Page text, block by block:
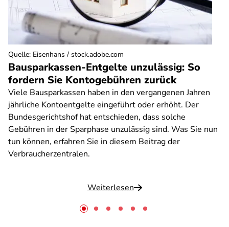
Bausparkassen-Entgelte unzulässig: So
fordern Sie Kontogebühren zurück
Viele Bausparkassen haben in den vergangenen Jahren
jährliche Kontoentgelte eingeführt oder erhöht. Der
Bundesgerichtshof hat entschieden, dass solche
Gebühren in der Sparphase unzulässig sind. Was Sie nun
tun können, erfahren Sie in diesem Beitrag der
Verbraucherzentralen.
Weiterlesen
Quelle: Eisenhans / stock.adobe.com